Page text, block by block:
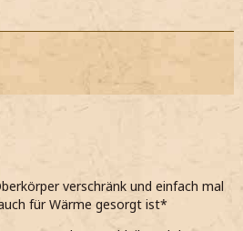
verschränk und einfach mal
für Wärme gesorgt ist*